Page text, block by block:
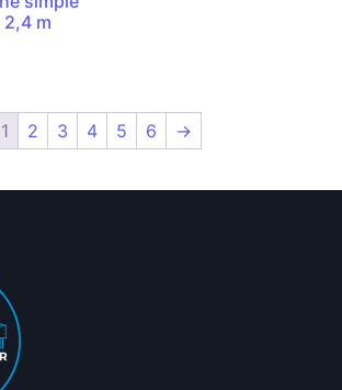
m
1 2 3 4 5 6 →